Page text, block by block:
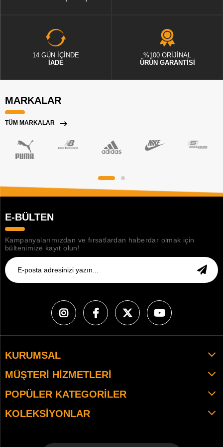
14 GÜN İÇİNDE
İADE
%100 ORİJİNAL
ÜRÜN GARANTİSİ
MARKALAR
TÜM MARKALAR
E-BÜLTEN
Kampanyalarımızdan ve fırsatlardan haberdar olmak için
bültenimize kayıt olun!
KURUMSAL
MÜŞTERI HIZMETLERI
POPÜLER KATEGORILER
KOLEKSIYONLAR